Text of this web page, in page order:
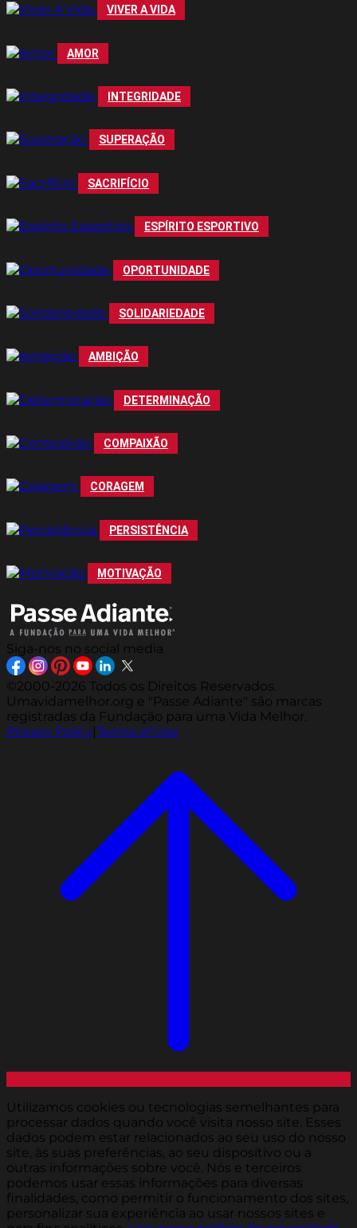
VIVER A VIDA
AMOR
INTEGRIDADE
SUPERAÇÃO
SACRIFÍCIO
ESPÍRITO ESPORTIVO
OPORTUNIDADE
SOLIDARIEDADE
AMBIÇÃO
DETERMINAÇÃO
COMPAIXÃO
CORAGEM
PERSISTÊNCIA
MOTIVAÇÃO
Siga-nos no social media
©2000-2026 Todos os Direitos Reservados.
Umavidamelhor.org e "Passe Adiante" são marcas
registradas da Fundação para uma Vida Melhor.
Privacy Policy|Terms of Use
Utilizamos cookies ou tecnologias semelhantes para
processar dados quando você visita nosso site. Esses
dados podem estar relacionados ao seu uso do nosso
site, às suas preferências, ao seu dispositivo ou a
outras informações sobre você. Nós e terceiros
podemos usar essas informações para diversas
finalidades, como permitir o funcionamento dos sites,
personalizar sua experiência ao usar nossos sites e